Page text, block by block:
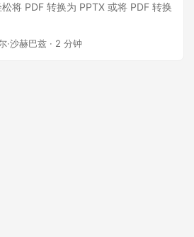
将 PDF 转换为 PPTX 或将 PDF 转换
·沙赫巴兹 · 2 分钟